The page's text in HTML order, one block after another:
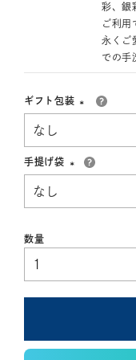
彩、銀
ご利用
永くご
での手
ギフト包装
手提げ袋